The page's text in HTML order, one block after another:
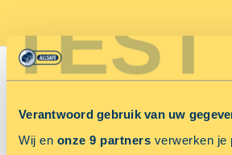
TEST
Verantwoord gebruik van uw
Wij en onze 9 partners verwerken je
Sorteer op